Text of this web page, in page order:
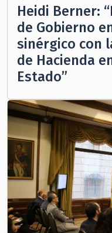
Heidi Berner:
de Gobierno
sinérgico con
de Hacienda
Estado”